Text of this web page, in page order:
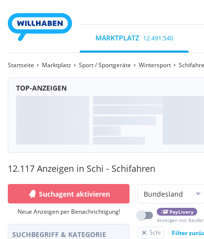
MARKTPLATZ 12.491.540
Startseite Marktplatz Sport / Sportgeräte Wintersport
TOP-ANZEIGEN
12.117 Anzeigen in Schi - Schifahren
Suchagent aktivieren
Neue Anzeigen per Benachrichtigung!
SUCHBEGRIFF & KATEGORIE
Bundesland
PayLivery
Anzeigen mit
Schi Filter